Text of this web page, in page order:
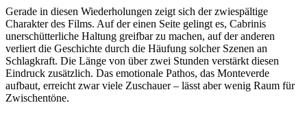
Gerade in diesen Wiederholungen zeigt sich der zwiespältige
Charakter des Films. Auf der einen Seite gelingt es, Cabrinis
unerschütterliche Haltung greifbar zu machen, auf der anderen
verliert die Geschichte durch die Häufung solcher Szenen an
Schlagkraft. Die Länge von über zwei Stunden verstärkt diesen
Eindruck zusätzlich. Das emotionale Pathos, das Monteverde
aufbaut, erreicht zwar viele Zuschauer – lässt aber wenig Raum für
Zwischentöne.